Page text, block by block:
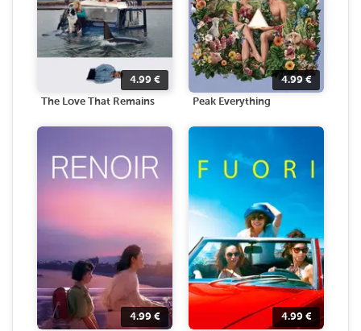
4.99 €
The Love That Remains
4.99€
Peak Everything
4.99 € 4.99 €